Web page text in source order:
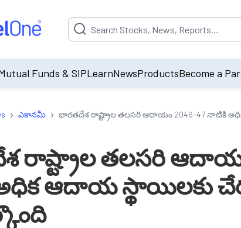
Suggestion will be populated by default on
Funds & SIPLearnNewsProductsBecome a
› ఎకానమీ › భారతదేశ రాష్ట్రాల తలసరి ఆదాయం 2046-47 నాటికి
రాష్ట్రాల తలసరి
ఆదాయ స్థాయిలకు